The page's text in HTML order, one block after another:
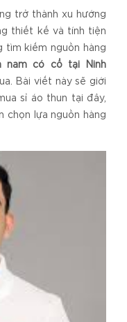
trở thành xu hướng
thiết kế và tính tiện
tìm kiếm nguồn hàng
nam có cổ tại Ninh
Bài viết này sẽ giới
sỉ áo thun tại đây,
chọn lựa nguồn hàng